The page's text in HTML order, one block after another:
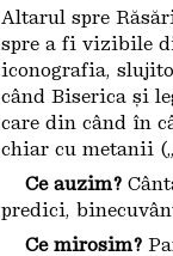
Altarul spre
spre a fi vizibile
iconografia,
când Biserica și
care din când în
chiar cu metanii
Ce auzim?
predici,
Ce mirosim?